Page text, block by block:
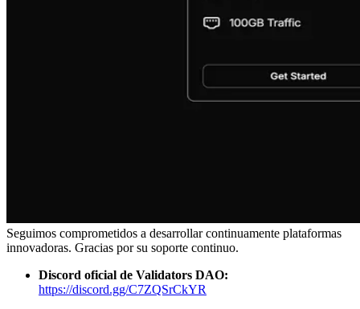
Seguimos comprometidos a desarrollar continuamente plataformas
innovadoras. Gracias por su soporte continuo.
Discord oficial de Validators DAO:
https://discord.gg/C7ZQSrCkYR